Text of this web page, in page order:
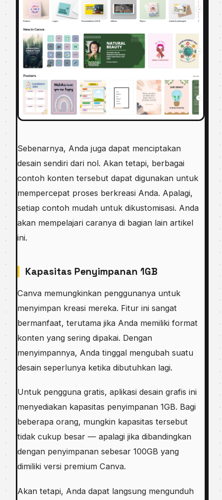
Sebenarnya, Anda juga dapat menciptakan
desain sendiri dari nol. Akan tetapi, berbagai
contoh konten tersebut dapat digunakan untuk
mempercepat proses berkreasi Anda. Apalagi,
setiap contoh mudah untuk dikustomisasi. Anda
akan mempelajari caranya di bagian lain artikel
ini.
Kapasitas Penyimpanan 1GB
Canva memungkinkan penggunanya untuk
menyimpan kreasi mereka. Fitur ini sangat
bermanfaat, terutama jika Anda memiliki format
konten yang sering dipakai. Dengan
menyimpannya, Anda tinggal mengubah suatu
desain seperlunya ketika dibutuhkan lagi.
Untuk pengguna gratis, aplikasi desain grafis ini
menyediakan kapasitas penyimpanan 1GB. Bagi
beberapa orang, mungkin kapasitas tersebut
tidak cukup besar — apalagi jika dibandingkan
dengan penyimpanan sebesar 100GB yang
dimiliki versi premium Canva.
Akan tetapi, Anda dapat langsung mengunduh